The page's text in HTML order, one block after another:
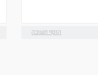
הוסף תשובה